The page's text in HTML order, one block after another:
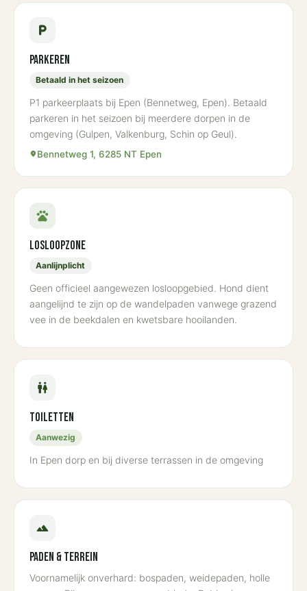
local_parking
Parkeren
Betaald in het seizoen
P1 parkeerplaats bij Epen (Bennetweg, Epen). Betaald
parkeren in het seizoen bij meerdere dorpen in de
omgeving (Gulpen, Valkenburg, Schin op Geul).
place Bennetweg 1, 6285 NT Epen
pets
Losloopzone
Aanlijnplicht
Geen officieel aangewezen losloopgebied. Hond dient
aangelijnd te zijn op de wandelpaden vanwege grazend
vee in de beekdalen en kwetsbare hooilanden.
wc
Toiletten
Aanwezig
In Epen dorp en bij diverse terrassen in de omgeving
terrain
Paden & terrein
Voornamelijk onverhard: bospaden, weidepaden, holle